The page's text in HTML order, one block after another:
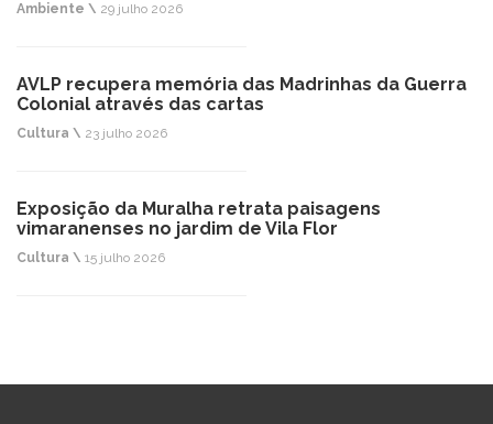
Ambiente \ 29 julho 2026
AVLP recupera memória das Madrinhas da Guerra
Colonial através das cartas
Cultura \ 23 julho 2026
Exposição da Muralha retrata paisagens
vimaranenses no jardim de Vila Flor
Cultura \ 15 julho 2026